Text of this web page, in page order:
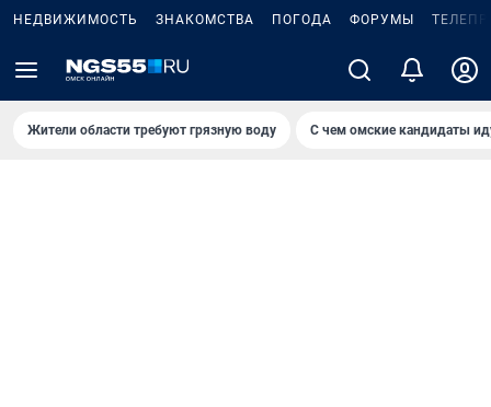
НЕДВИЖИМОСТЬ ЗНАКОМСТВА ПОГОДА ФОРУМЫ
Жители области требуют грязную воду С чем омские кандидаты